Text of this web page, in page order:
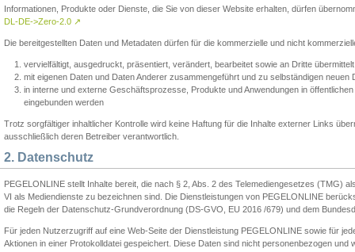
Informationen, Produkte oder Dienste, die Sie von dieser Website erhalten, dürfen
DL-DE->Zero-2.0 ↗
Die bereitgestellten Daten und Metadaten dürfen für die kommerzielle und nicht
vervielfältigt, ausgedruckt, präsentiert, verändert, bearbeitet sowie an Dritte
mit eigenen Daten und Daten Anderer zusammengeführt und zu selbständigen
in interne und externe Geschäftsprozesse, Produkte und Anwendungen in
eingebunden werden
Trotz sorgfältiger inhaltlicher Kontrolle wird keine Haftung für die Inhalte externer Links
ausschließlich deren Betreiber verantwortlich.
2. Datenschutz
PEGELONLINE stellt Inhalte bereit, die nach § 2, Abs. 2 des Telemediengesetzes (TMG)
VI als Mediendienste zu bezeichnen sind. Die Dienstleistungen von PEGELONLINE
die Regeln der Datenschutz-Grundverordnung (DS-GVO, EU 2016 /679) und dem
Für jeden Nutzerzugriff auf eine Web-Seite der Dienstleistung PEGELONLINE sowie für
Aktionen in einer Protokolldatei gespeichert. Diese Daten sind nicht personenbezogen